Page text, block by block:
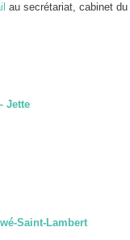
au secrétariat, cabinet
Jette
Saint-Lambert